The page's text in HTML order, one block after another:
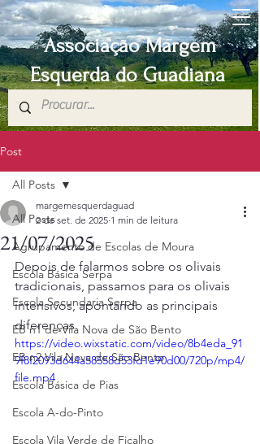
Associação Margem
Esquerda do Guadiana
Post
All Posts
Agrupamento de Escolas de Moura
Escola Básica Serpa
Escola Secundaria Serpa
EB n1 de Vila Nova de São Bento
EB n2 Vila Nova de São Bento
Escola Básica de Pias
Escola A-do-Pinto
Escola Vila Verde de Ficalho
All Posts
21/07/2025
margemesquerdaguad
2 de set. de 2025 1 min de leitura
Depois de falarmos sobre os olivais
tradicionais, passamos para os olivais
intensivos, apontando as principais
diferenças.
https://video.wixstatic.com/video/8b4eda_91
9f8f2093d644a58558d53fd1e90d00/720p/mp4/
file.mp4